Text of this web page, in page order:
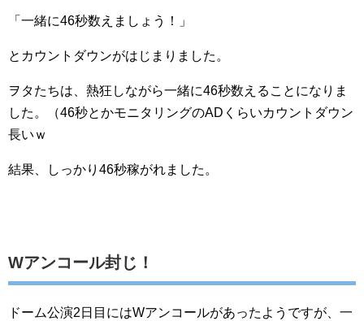
「一緒に46秒数えましょう！」
とカウントダウンがはじまりました。
ヲタたちは、熱狂しながら一緒に46秒数えることになりま
した。（46秒とかモニタリングのADくらいカウントダウン
長いｗ
結果、しっかり46秒稼がれました。
Wアンコール封じ！
ドーム公演2日目にはWアンコールがあったようですが、一